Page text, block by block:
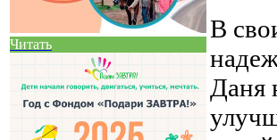
Читать
В
Даня